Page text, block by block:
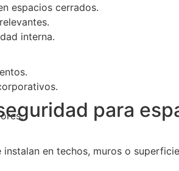
espacios cerrados.
interna.
para
instalan en techos, muros o